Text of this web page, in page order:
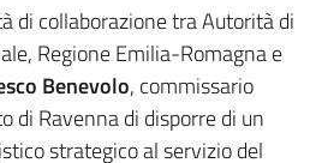
di collaborazione tra Autorità di
Regione Emilia-Romagna e
Benevolo, commissario
di Ravenna di disporre di un
strategico al servizio del